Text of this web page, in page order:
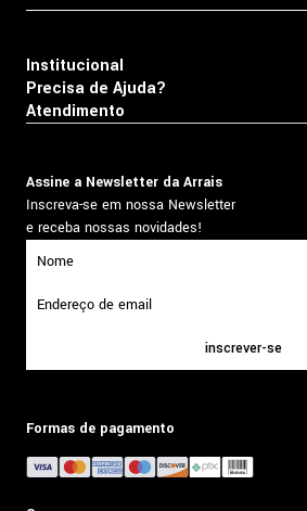
Institucional
Precisa de Ajuda?
Atendimento
Assine a Newsletter da Arrais
Inscreva-se em nossa Newsletter
e receba nossas novidades!
inscrever-se
Formas de pagamento